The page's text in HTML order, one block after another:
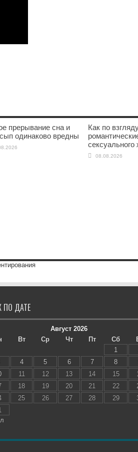
прерывание сна и
одинаково вредны
Как по
сексуального
08.08.2026
ПО ДАТЕ
Август 2026
Вт Ср Чт Пт Сб
1
4 5 6 7 8
11 12 13 14 15
18 19 20 21 22
25 26 27 28 29